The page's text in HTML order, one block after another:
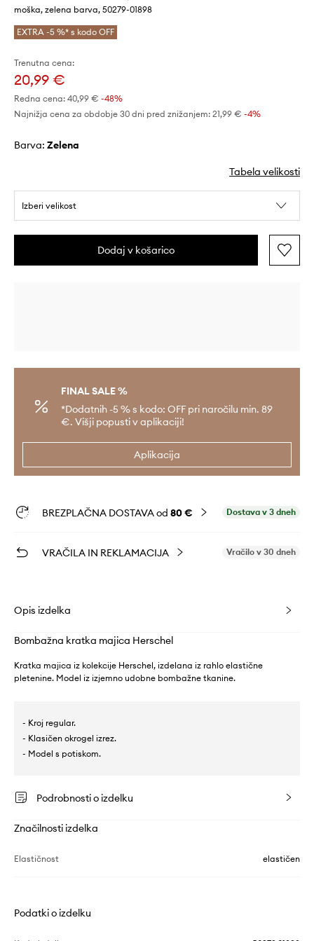
moška, zelena barva, 50279-01898
EXTRA -5 %* s kodo OFF
Trenutna cena:
20,99 €
Redna cena: 40,99 € -48%
Najnižja cena za obdobje 30 dni pred znižanjem: 21,99 € -4%
Barva: zelena
Tabela velikosti
Izberi velikost
Dodaj v košarico
FINAL SALE %
*Dodatnih -5 % s kodo: OFF pri naročilu min. 89
€. Višji popusti v aplikaciji!
Aplikacija
BREZPLAČNA DOSTAVA od 80 € Dostava v 3 dneh
VRAČILA IN REKLAMACIJA Vračilo v 30 dneh
Opis izdelka
Bombažna kratka majica Herschel
Kratka majica iz kolekcije Herschel, izdelana iz rahlo elastične
pletenine. Model iz izjemno udobne bombažne tkanine.
- Kroj regular.
- Klasičen okrogel izrez.
- Model s potiskom.
Podrobnosti o izdelku
Značilnosti izdelka
Elastičnost elastičen
Podatki o izdelku